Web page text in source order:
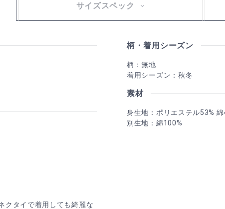
サイズスペック
クタイで着用しても綺麗な
柄・着用シーズン
柄：無地
着用シーズン：秋冬
素材
身生地：ポリエステル53% 綿
別生地：綿100%